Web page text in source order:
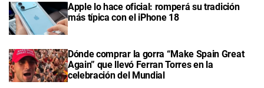
Apple lo hace oficial: romperá su tradición
más típica con el iPhone 18
Dónde comprar la gorra “Make Spain Great
Again” que llevó Ferran Torres en la
celebración del Mundial